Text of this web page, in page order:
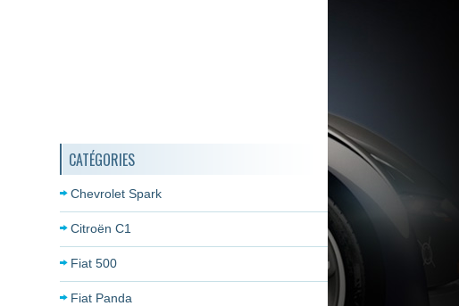
CATÉGORIES
Chevrolet Spark
Citroën C1
Fiat 500
Fiat Panda